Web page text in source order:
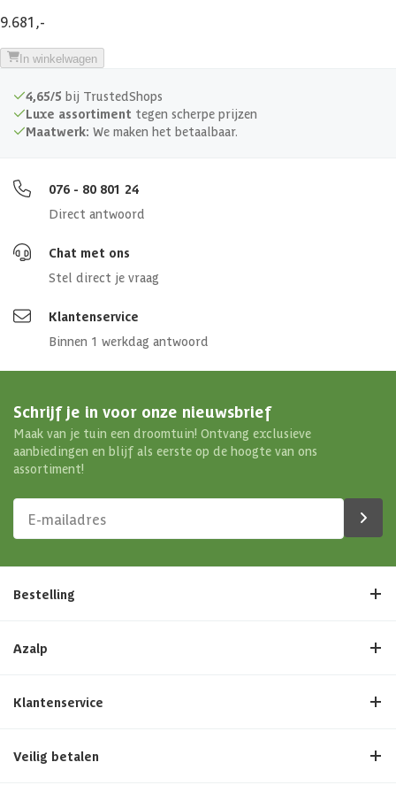
Soort dak
Breedte binnenmaat
Aantal deuren
Dakoverstek
Materiaal dak Hout
Soort isolatie
9.681,-
In winkelwagen
4,65/5 bij TrustedShops
Luxe assortiment tegen scherpe prijzen
Maatwerk: We maken het betaalbaar.
076 - 80 801 24
Direct antwoord
Chat met ons
Stel direct je vraag
Klantenservice
Binnen 1 werkdag antwoord
Schrijf je in voor onze nieuwsbrief
Maak van je tuin een droomtuin! Ontvang exclusieve
aanbiedingen en blijf als eerste op de hoogte van ons
assortiment!
Bestelling
Azalp
Klantenservice
Veilig betalen